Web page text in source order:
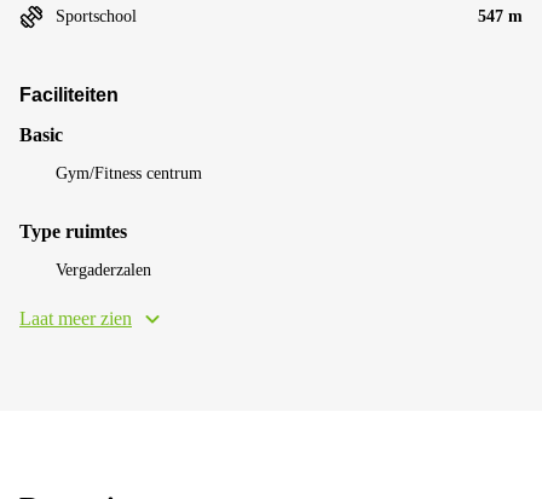
Sportschool 547 m
Faciliteiten
Basic
Gym/Fitness centrum
Type ruimtes
Vergaderzalen
Laat meer zien